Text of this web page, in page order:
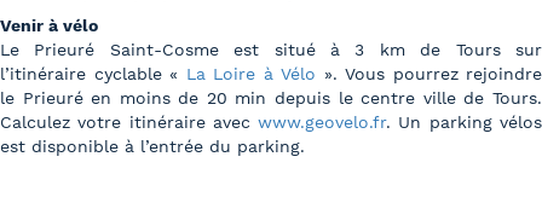
Venir à vélo
Le Prieuré Saint-Cosme est situé à 3 km de Tours sur
l’itinéraire cyclable « La Loire à Vélo ». Vous pourrez rejoindre
le Prieuré en moins de 20 min depuis le centre ville de Tours.
Calculez votre itinéraire avecwww.geovelo.fr. Un parking vélos
est disponible à l’entrée du parking.